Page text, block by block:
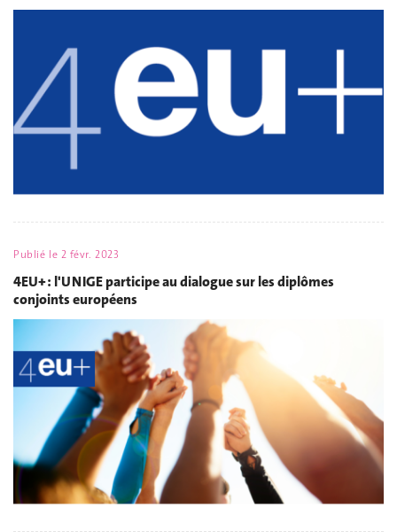
Publié le 2 févr. 2023
4EU+ : l'UNIGE participe au dialogue sur les diplômes
conjoints européens